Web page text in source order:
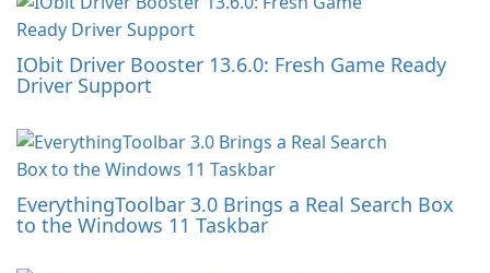
IObit Driver Booster 13.6.0: Fresh Game Ready
Driver Support
EverythingToolbar 3.0 Brings a Real Search Box
to the Windows 11 Taskbar